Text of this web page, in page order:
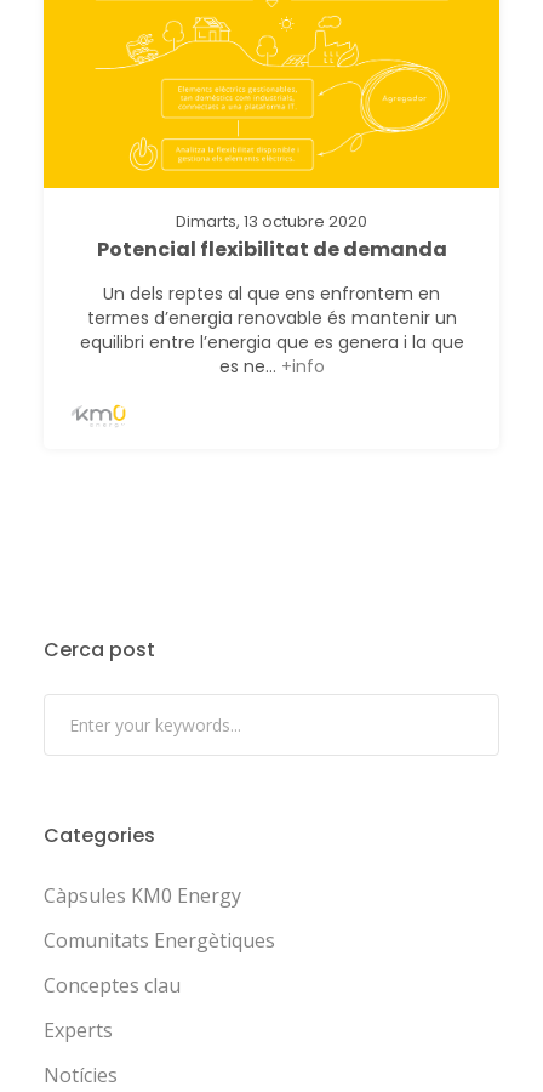
Dimarts, 13 octubre 2020
Potencial flexibilitat de demanda
Un dels reptes al que ens enfrontem en
termes d’energia renovable és mantenir un
equilibri entre l’energia que es genera i la que
es ne... +info
Cerca post
Categories
Càpsules KM0 Energy
Comunitats Energètiques
Conceptes clau
Experts
Notícies